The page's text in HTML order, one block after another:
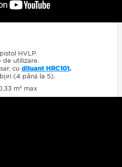
HVLP.
de utilizare.
cu diluant HRC101.
(4 până la 5).
m² max